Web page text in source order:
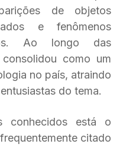
de objetos
e fenômenos
Ao longo das
como um
no país, atraindo
do tema.
conhecidos está o
citado